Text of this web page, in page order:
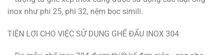
inox như phi 25, phi 32, nệm bọc simili.
TIỆN LỢI CHO VIỆC SỬ DỤNG GHẾ ĐẨU INOX 304